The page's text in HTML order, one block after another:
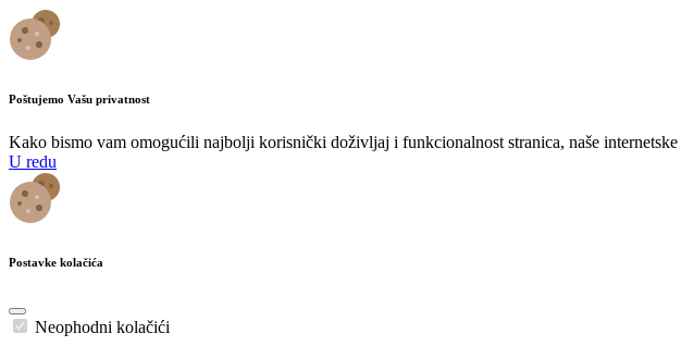
Poštujemo Vašu privatnost
Kako bismo vam omogućili najbolji korisnički doživljaj i funkcionalnost stranica, naše
U redu
Postavke kolačića
Neophodni kolačići